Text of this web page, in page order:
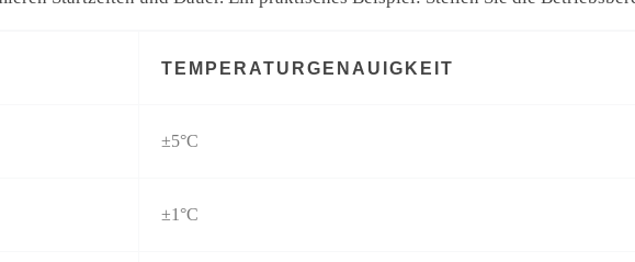
TEMPERATURGENAUIGKEIT
±5°C
±1°C